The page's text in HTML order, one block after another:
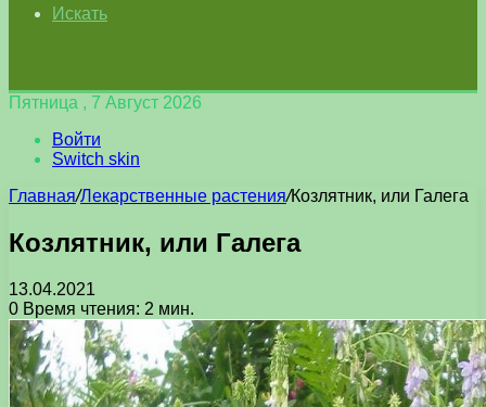
Искать
Пятница , 7 Август 2026
Войти
Switch skin
Главная/Лекарственные растения/Козлятник, или Галега
Козлятник, или Галега
13.04.2021
0 Время чтения: 2 мин.